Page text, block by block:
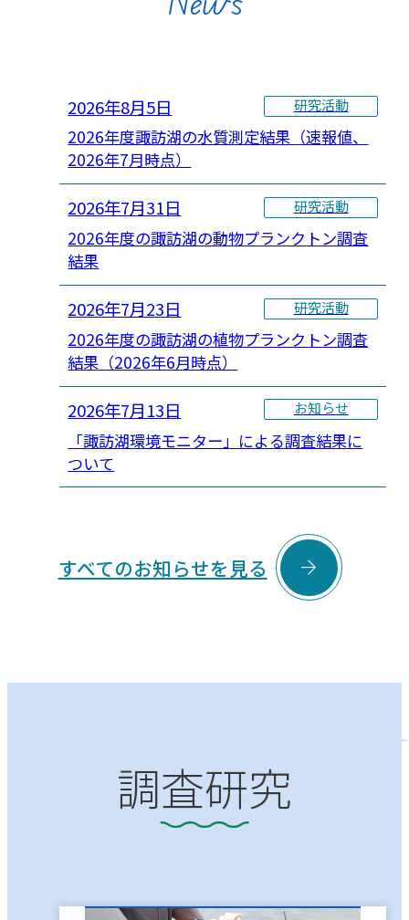
2026年8月5日 研究活動
2026年度諏訪湖の水質測定結果（速報値、
2026年7月時点）
2026年7月31日 研究活動
2026年度の諏訪湖の動物プランクトン調査
結果
2026年7月23日 研究活動
2026年度の諏訪湖の植物プランクトン調査
結果（2026年6月時点）
2026年7月13日 お知らせ
「諏訪湖環境モニター」による調査結果に
ついて
すべてのお知らせを見る 
調査研究